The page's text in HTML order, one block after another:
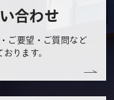
合わせ
ご要望・ご質問など
ります。